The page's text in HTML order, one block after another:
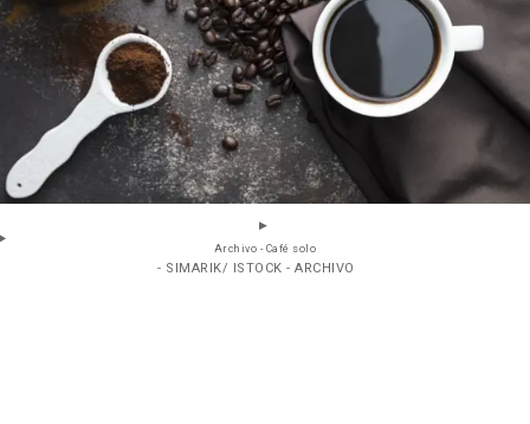
Archivo - Café solo
- SIMARIK/ ISTOCK - ARCHIVO